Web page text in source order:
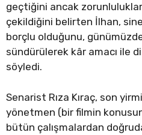
geçtiğini ancak
çekildiğini belirten İlhan,
borçlu olduğunu,
sündürülerek kâr amacı ile
söyledi.
Senarist Rıza Kıraç, son
yönetmen (bir filmin
bütün çalışmalardan